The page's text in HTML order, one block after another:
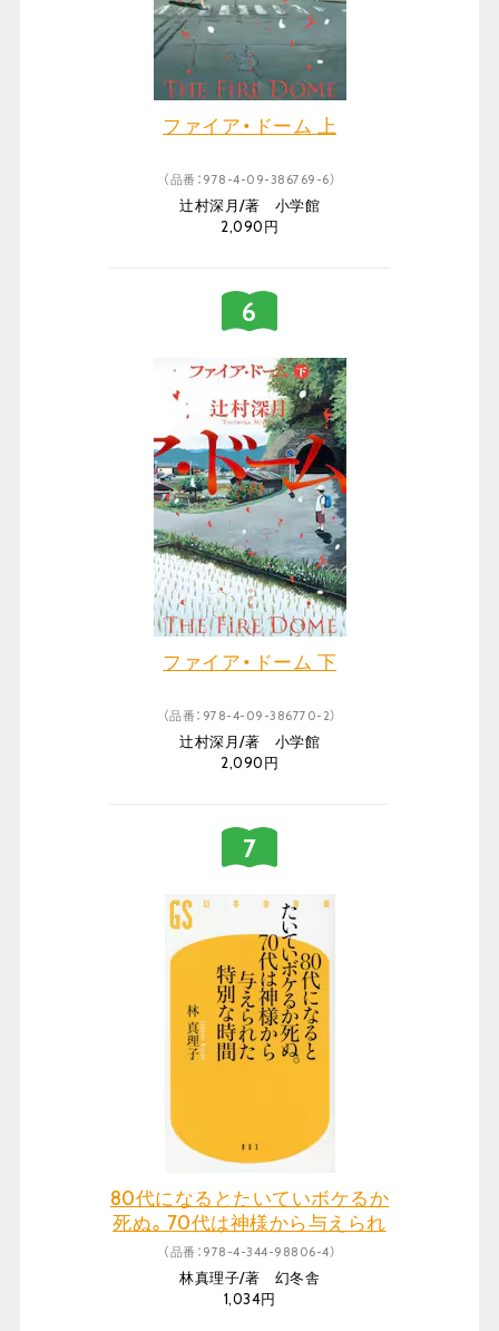
ファイア・ドーム 上
（品番：978-4-09-386769-6）
辻村深月/著 小学館
2,090円
ファイア・ドーム 下
（品番：978-4-09-386770-2）
辻村深月/著 小学館
2,090円
80代になるとたいていボケるか
死ぬ。70代は神様から与えられ
た特別な時間
（品番：978-4-344-98806-4）
林真理子/著 幻冬舎
1,034円